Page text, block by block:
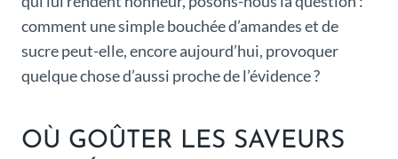
comment une simple bouchée d’amandes et de
sucre peut-elle, encore aujourd’hui, provoquer
quelque chose d’aussi proche de l’évidence ?
OÙ GOÛTER LES SAVEURS